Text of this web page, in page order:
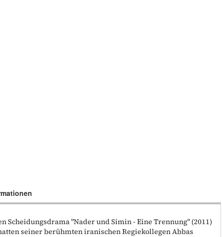
Scheidungsdrama "Nader und Simin - Eine Trennung" (2011)
seiner berühmten iranischen Regiekollegen Abbas